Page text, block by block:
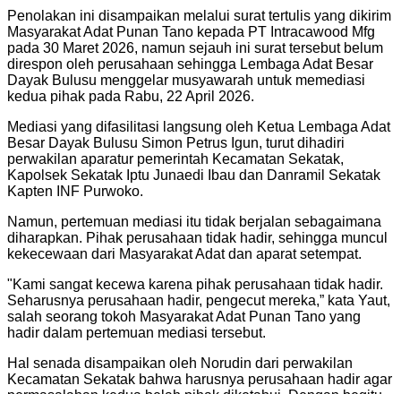
Penolakan ini disampaikan melalui surat tertulis yang dikirim
Masyarakat Adat Punan Tano kepada PT Intracawood Mfg
pada 30 Maret 2026, namun sejauh ini surat tersebut belum
direspon oleh perusahaan sehingga Lembaga Adat Besar
Dayak Bulusu menggelar musyawarah untuk memediasi
kedua pihak pada Rabu, 22 April 2026.
Mediasi yang difasilitasi langsung oleh Ketua Lembaga Adat
Besar Dayak Bulusu Simon Petrus Igun, turut dihadiri
perwakilan aparatur pemerintah Kecamatan Sekatak,
Kapolsek Sekatak Iptu Junaedi Ibau dan Danramil Sekatak
Kapten INF Purwoko.
Namun, pertemuan mediasi itu tidak berjalan sebagaimana
diharapkan. Pihak perusahaan tidak hadir, sehingga muncul
kekecewaan dari Masyarakat Adat dan aparat setempat.
"Kami sangat kecewa karena pihak perusahaan tidak hadir.
Seharusnya perusahaan hadir, pengecut mereka,” kata Yaut,
salah seorang tokoh Masyarakat Adat Punan Tano yang
hadir dalam pertemuan mediasi tersebut.
Hal senada disampaikan oleh Norudin dari perwakilan
Kecamatan Sekatak bahwa harusnya perusahaan hadir agar